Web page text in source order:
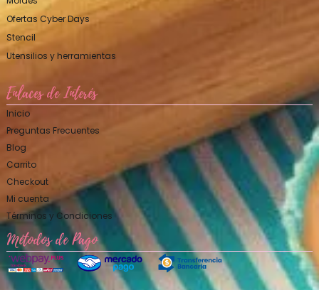
Ofertas Cyber Days
Stencil
Utensilios y herramientas
Enlaces de Interés
Inicio
Preguntas Frecuentes
Blog
Carrito
Checkout
Mi cuenta
Términos y Condiciones
Métodos de Pago